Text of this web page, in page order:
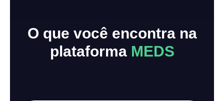
O que você encontra na
plataforma MEDS